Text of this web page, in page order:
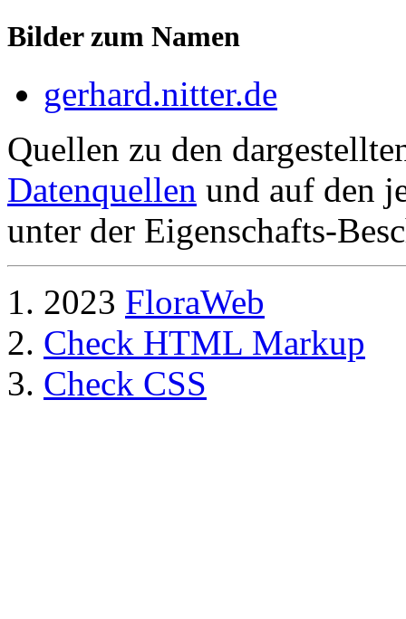
Bilder zum Namen
gerhard.nitter.de
Quellen zu den
Datenquellen und auf den
unter der Eigenschafts-
2023 FloraWeb
Check HTML Markup
Check CSS